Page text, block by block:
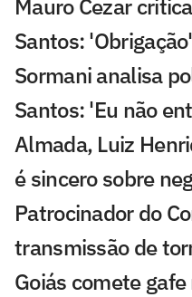
Mauro Cezar
Santos: 'Obrigação'
Sormani analisa
Santos: 'Eu não
Almada, Luiz
é sincero sobre
Patrocinador do
transmissão de
Goiás comete